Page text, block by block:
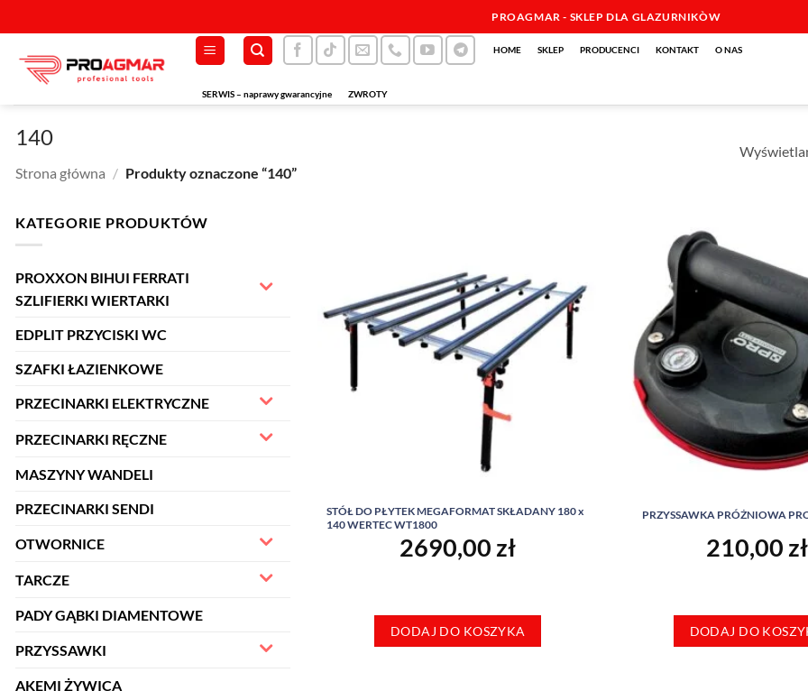
do
zawartości
PROAGMAR - SKLEP DLA GLAZURNIKÒW
HOME SKLEP PRODUCENCI KONTAKT O NAS
SERWIS – naprawy gwarancyjne ZWROTY
140
Strona główna / Produkty oznaczone “140”
KATEGORIE PRODUKTÓW
PROXXON BIHUI FERRATI
SZLIFIERKI WIERTARKI
EDPLIT PRZYCISKI WC
SZAFKI ŁAZIENKOWE
PRZECINARKI ELEKTRYCZNE
PRZECINARKI RĘCZNE
MASZYNY WANDELI
PRZECINARKI SENDI
OTWORNICE
TARCZE
PADY GĄBKI DIAMENTOWE
PRZYSSAWKI
AKEMI ŻYWICA
STÓŁ DO PŁYTEK MEGAFORMAT SKŁADANY 180 x
140 WERTEC WT1800
2690,00 zł
DODAJ DO KOSZYKA
PRZYSSAWKA PRÓŻNIOWA
210,00 zł
DODAJ DO